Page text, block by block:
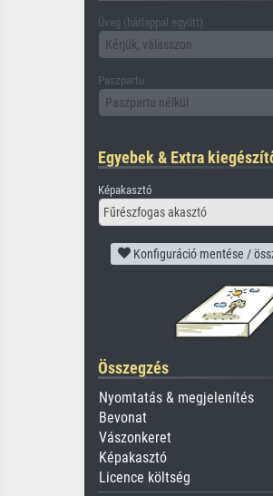
Üveg (hátlappal együtt)
Kérjük, válasszon
Paszpartu
Paszpartu nélkül
Egyebek & Extra
Képakasztó
Fűrészfogas akasztó
Konfiguráció mentése /
Összegzés
Nyomtatás & megjelenítés
Bevonat
Vászonkeret
Képakasztó
Licence költség